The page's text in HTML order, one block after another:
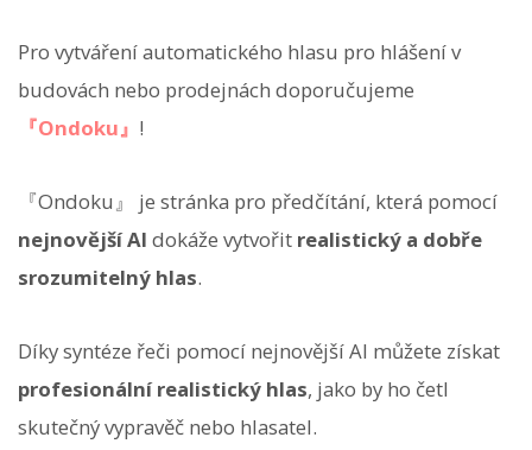
Pro vytváření automatického hlasu pro hlášení v
budovách nebo prodejnách doporučujeme
『Ondoku』 !
『Ondoku』 je stránka pro předčítání, která pomocí
nejnovější AI dokáže vytvořit realistický a dobře
srozumitelný hlas.
Díky syntéze řeči pomocí nejnovější AI můžete získat
profesionální realistický hlas, jako by ho četl
skutečný vypravěč nebo hlasatel.